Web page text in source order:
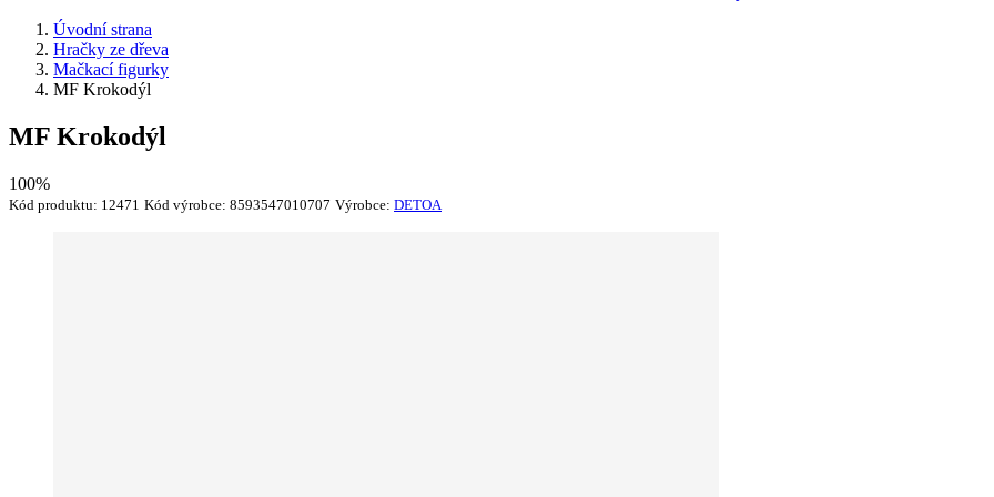
Úvodní strana
Hračky ze dřeva
Mačkací figurky
MF Krokodýl
MF Krokodýl
100%
Kód produktu: 12471 Kód výrobce: 8593547010707 Výrobce: DETOA